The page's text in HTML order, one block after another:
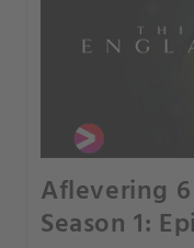
Aflevering
Season 1: